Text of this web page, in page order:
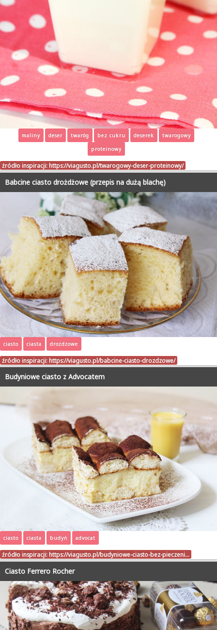
maliny deser twaróg bez cukru deserek
twarogowy
proteinowy
źródło inspiracji: https://viagusto.pl/twarogowy-deser-proteinowy/
Babcine ciasto drożdżowe (przepis na dużą blachę)
ciasto ciasta drożdżowe
źródło inspiracji: https://viagusto.pl/babcine-ciasto-drozdzowe/
Budyniowe ciasto z Advocatem
ciasto ciasta budyń advocat
źródło inspiracji: https://viagusto.pl/budyniowe-ciasto-bez-pieczeni…
Ciasto Ferrero Rocher